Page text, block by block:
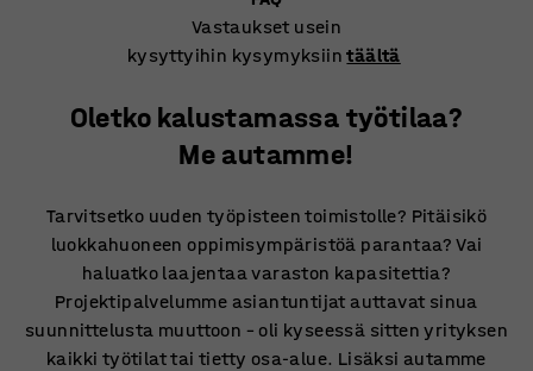
Vastaukset usein
kysyttyihin kysymyksiintäältä
Oletko kalustamassa työtilaa?
Me autamme!
Tarvitsetko uuden työpisteen toimistolle? Pitäisikö
luokkahuoneen oppimisympäristöä parantaa? Vai
haluatko laajentaa varaston kapasitettia?
Projektipalvelumme asiantuntijat auttavat sinua
suunnittelusta muuttoon – oli kyseessä sitten yrityksen
kaikki työtilat tai tietty osa-alue. Lisäksi autamme